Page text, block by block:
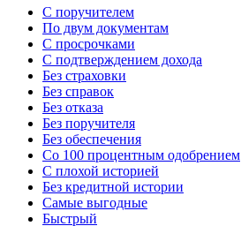
С поручителем
По двум документам
С просрочками
С подтверждением дохода
Без страховки
Без справок
Без отказа
Без поручителя
Без обеспечения
Со 100 процентным одобрением
С плохой историей
Без кредитной истории
Самые выгодные
Быстрый